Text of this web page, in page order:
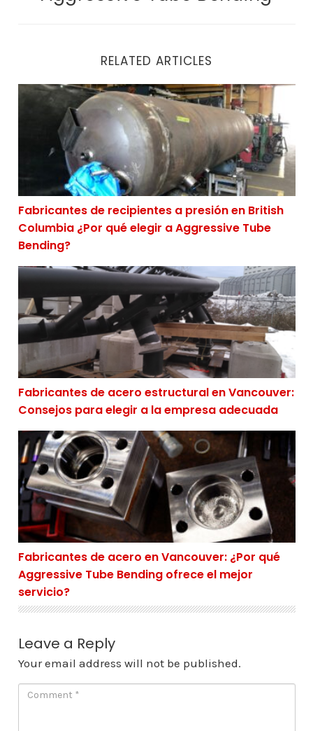
RELATED ARTICLES
Fabricantes de recipientes a presión en British
Fabricantes de recipientes a presión en British
Columbia ¿Por qué elegir a Aggressive Tube
Bending?
Fabricantes de acero estructural en Vancouver:
Fabricantes de acero estructural en Vancouver:
Consejos para elegir a la empresa adecuada
Fabricantes de acero en Vancouver: ¿Por qué
Fabricantes de acero en Vancouver: ¿Por qué
Aggressive Tube Bending ofrece el mejor
servicio?
Leave a Reply
Your email address will not be published.